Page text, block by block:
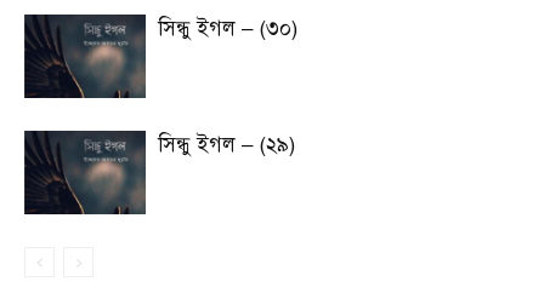
সিন্ধু ইগল – (৩০)
সিন্ধু ইগল – (২৯)